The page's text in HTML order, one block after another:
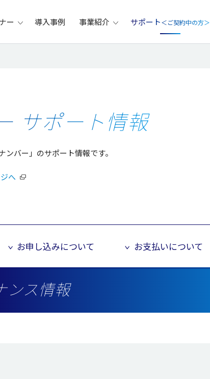
ー 導入事例 事業紹介 サポート＜ご契約中の方＞
サポート情報
バー」のサポート情報です。
へ
お申し込みについて お支払いについて
ンス情報